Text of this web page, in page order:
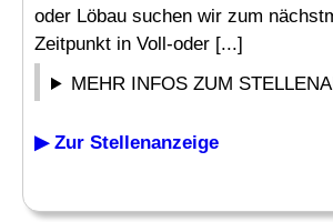
oder Löbau suchen wir zum
Zeitpunkt in Voll-oder [...]
MEHR INFOS ZUM
▶ Zur Stellenanzeige